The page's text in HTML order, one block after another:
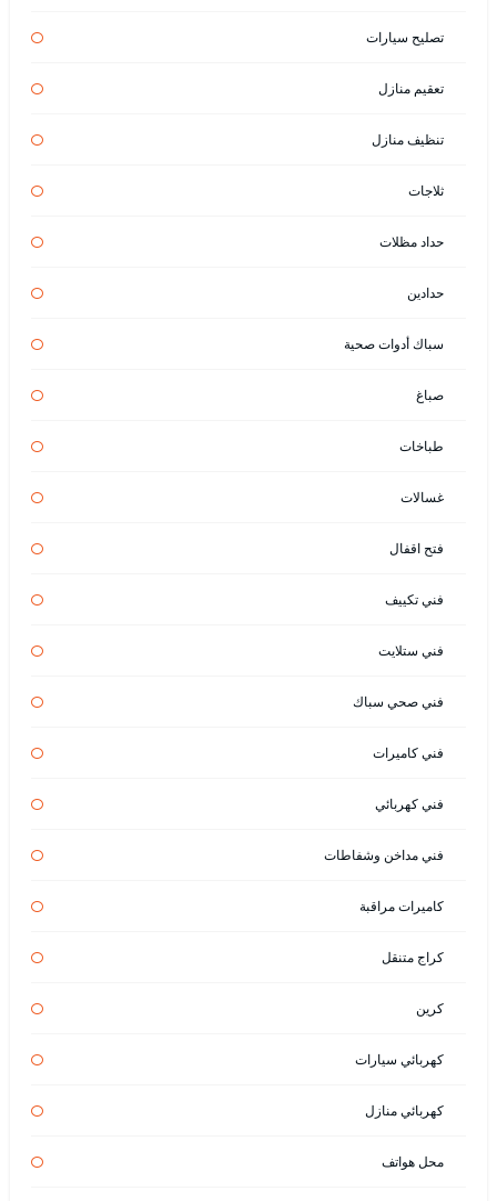
تصليح سيارات
تعقيم منازل
تنظيف منازل
ثلاجات
حداد مظلات
حدادين
سباك أدوات صحية
صباغ
طباخات
غسالات
فتح اقفال
فني تكييف
فني ستلايت
فني صحي سباك
فني كاميرات
فني كهربائي
فني مداخن وشفاطات
كاميرات مراقبة
كراج متنقل
كرين
كهربائي سيارات
كهربائي منازل
محل هواتف